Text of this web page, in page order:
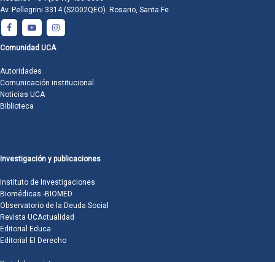
Av. Pellegrini 3314 (S2002QEO). Rosario, Santa Fe
Comunidad UCA
Autoridades
Comunicación institucional
Noticias UCA
Biblioteca
Investigación y publicaciones
Instituto de Investigaciones
Biomédicas -BIOMED
Observatorio de la Deuda Social
Revista UCActualidad
Editorial Educa
Editorial El Derecho